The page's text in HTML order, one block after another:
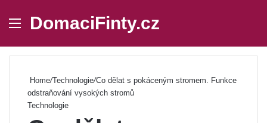
Menu
DomaciFinty.cz
Home/Technologie/Co dělat s pokáceným stromem. Funkce
odstraňování vysokých stromů
Technologie